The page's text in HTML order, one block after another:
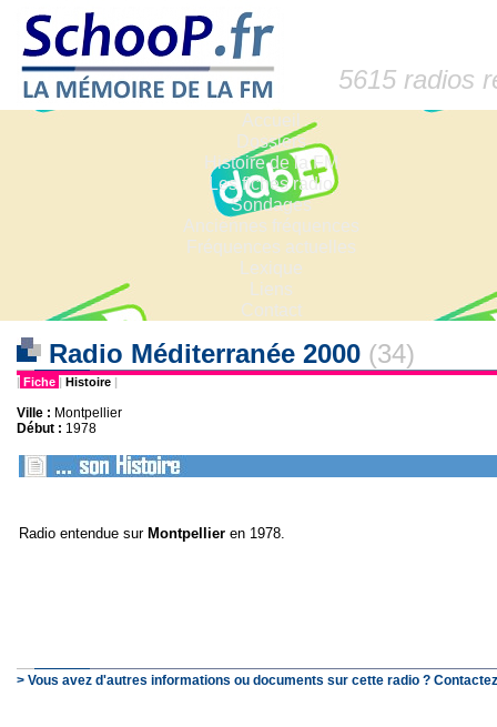
5615 radios
Accueil
Dossiers
Histoire de la FM
Les fiches radio
Sondages
Anciennes fréquences
Fréquences actuelles
Lexique
Liens
Contact
Radio Méditerranée 2000 (34)
| Fiche | Histoire |
Ville : Montpellier
Début : 1978
Radio entendue sur Montpellier en 1978.
> Vous avez d'autres informations ou documents sur cette radio ?